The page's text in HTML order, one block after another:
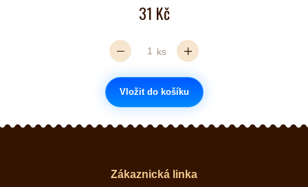
31 Kč
ks
Vložit do košíku
Zákaznická linka